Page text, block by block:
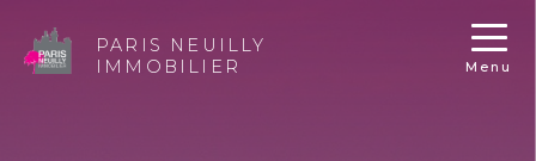
PARIS NEUILLY
IMMOBILIER
Menu